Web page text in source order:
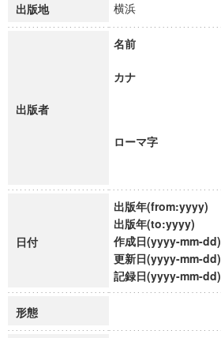
出版地 横浜
出版者
名前
カナ
ローマ字
日付
出版年(from:yyyy)
出版年(to:yyyy)
作成日(yyyy-mm-dd)
更新日(yyyy-mm-dd)
記録日(yyyy-mm-dd)
形態